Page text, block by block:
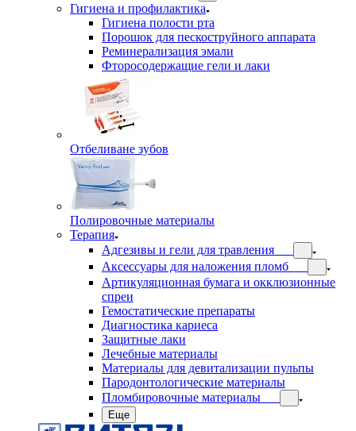
Гигиена и профилактика
Гигиена полости рта
Порошок для пескоструйного аппарата
Реминерализация эмали
Фторосодержащие гели и лаки
Отбеливане зубов
Полировочные материалы
Терапия
Адгезивы и гели для травления
Аксессуары для наложения пломб
Артикуляционная бумага и окклюзионные
спреи
Гемостатические препараты
Диагностика кариеса
Защитные лаки
Лечебные материалы
Материалы для девитализации пульпы
Пародонтологические материалы
Пломбировочные материалы
Еще